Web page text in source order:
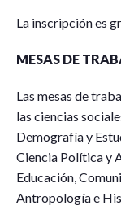
La inscripción es
MESAS DE
Las mesas de
las ciencias
Demografía y
Ciencia Política y
Educación,
Antropología e